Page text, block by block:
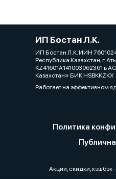
ИП Бостан Л.К.
ИП Бостан Л.К. ИИН
Республика Казахстан, г.
KZ41601A141003062361 в
Казахстан» БИК HSBKKZKX
Работает на эффективном
Политика
Акции, скидки,